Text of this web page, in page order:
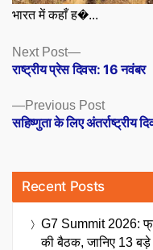
भारत में कहाँ ह�...
Posts
navigation
Previous PostPrevious
post:
सहिष्णुता के लिए अंतर्राष्ट्रीय
Next Post
Next
post:
राष्ट्रीय प्रेस दिवस: 16 नवंबर
Recent Posts
G7 Summit 2026:
की बैठक, जानिए 13